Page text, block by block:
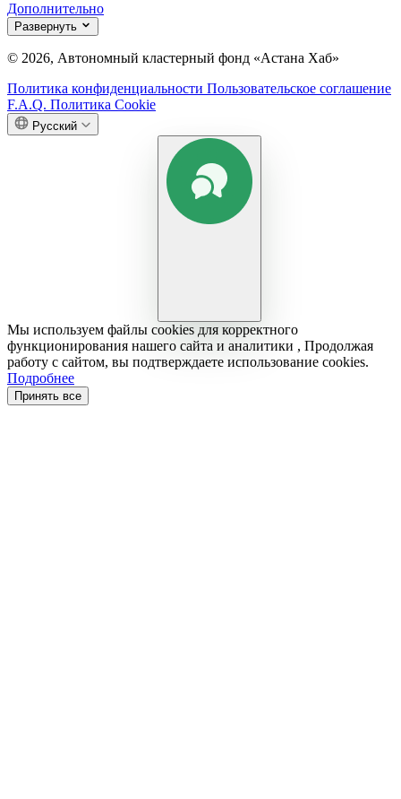
Дополнительно
Развернуть
© 2026, Автономный кластерный фонд «Астана Хаб»
Политика конфиденциальности Пользовательское соглашение
F.A.Q. Политика Cookie
Русский
Мы используем файлы cookies для корректного
функционирования нашего сайта и аналитики , Продолжая
работу с сайтом, вы подтверждаете использование cookies.
Подробнее
Принять все